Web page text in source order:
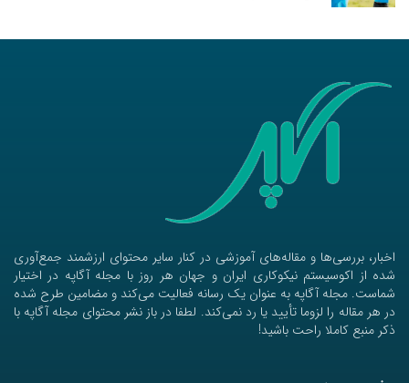
اخبار، بررسی‌ها و مقاله‌های آموزشی در کنار سایر محتوای ارزشمند جمع‌آوری
شده از اکوسیستم نیکوکاری ایران و جهان هر روز با مجله آگاپه در اختیار
شماست. مجله آگاپه به عنوان یک رسانه فعالیت می‌کند و مضامین طرح شده
در هر مقاله را لزوما تأیید یا رد نمی‌کند. لطفا در باز نشر محتوای مجله آگاپه با
ذکر منبع کاملا راحت باشید!